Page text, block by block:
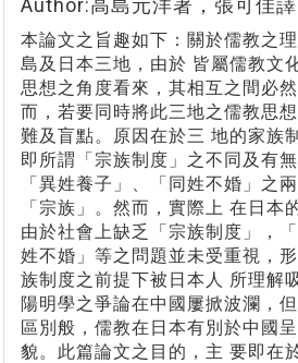
Author:高島元洋著，張可佳譯
本論文之旨趣如下：關於儒教之
島及日本三地，由於 皆屬儒教文
思想之角度看來，其相互之間必
而，若要同時將此三地之儒教思
難及盲點。原因在於三 地的家族
即所謂「宗族制度」之不同及有
「異姓養子」、「同姓不婚」之
「宗族」。然而，實際上 在日本
由於社會上缺乏「宗族制度」，
姓不婚」等之問題並未受重視，
族制度之前提下被日本人 所理解
陽明學之爭論在中國屢掀波瀾，
區別般，儒教在日本有別於中國
貌。此篇論文之目的，主 要即在